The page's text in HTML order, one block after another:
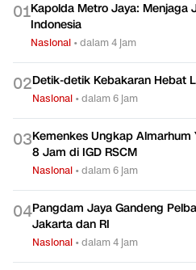
01Kapolda Metro Jaya: Menjaga
Indonesia
Nasional •dalam 4 jam
02Detik-detik Kebakaran Hebat
Nasional •dalam 6 jam
03Kemenkes Ungkap Almarhum
8 Jam di IGD RSCM
Nasional •dalam 6 jam
04Pangdam Jaya Gandeng
Jakarta dan RI
Nasional •dalam 4 jam